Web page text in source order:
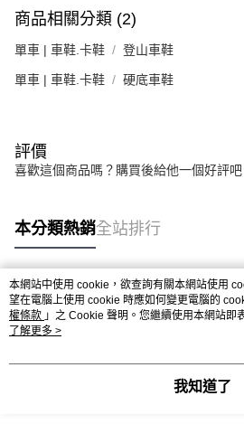
商品相關分類 (2)
單車 | 車鞋.卡鞋 登山車鞋
單車 | 車鞋.卡鞋 硬底車鞋
評價
喜歡這個商品嗎？購買後給他一個好評吧
本分類熱銷全站排行
熱門標籤
本網站中使用 cookie，欲查詢有關本網站使用
望在電腦上使用 cookie 時應如何變更電腦的
權條款 」之 Cookie 聲明。您繼續使用本網站即
用條款之 Cookie 聲明使用 cookie。
了解更多 >
我知道了